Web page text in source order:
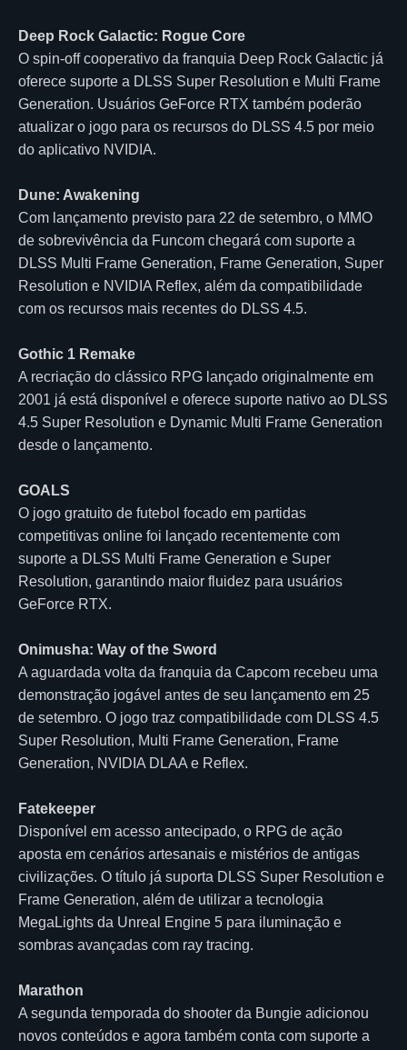
Deep Rock Galactic: Rogue Core
O spin-off cooperativo da franquia Deep Rock Galactic já
oferece suporte a DLSS Super Resolution e Multi Frame
Generation. Usuários GeForce RTX também poderão
atualizar o jogo para os recursos do DLSS 4.5 por meio
do aplicativo NVIDIA.
Dune: Awakening
Com lançamento previsto para 22 de setembro, o MMO
de sobrevivência da Funcom chegará com suporte a
DLSS Multi Frame Generation, Frame Generation, Super
Resolution e NVIDIA Reflex, além da compatibilidade
com os recursos mais recentes do DLSS 4.5.
Gothic 1 Remake
A recriação do clássico RPG lançado originalmente em
2001 já está disponível e oferece suporte nativo ao DLSS
4.5 Super Resolution e Dynamic Multi Frame Generation
desde o lançamento.
GOALS
O jogo gratuito de futebol focado em partidas
competitivas online foi lançado recentemente com
suporte a DLSS Multi Frame Generation e Super
Resolution, garantindo maior fluidez para usuários
GeForce RTX.
Onimusha: Way of the Sword
A aguardada volta da franquia da Capcom recebeu uma
demonstração jogável antes de seu lançamento em 25
de setembro. O jogo traz compatibilidade com DLSS 4.5
Super Resolution, Multi Frame Generation, Frame
Generation, NVIDIA DLAA e Reflex.
Fatekeeper
Disponível em acesso antecipado, o RPG de ação
aposta em cenários artesanais e mistérios de antigas
civilizações. O título já suporta DLSS Super Resolution e
Frame Generation, além de utilizar a tecnologia
MegaLights da Unreal Engine 5 para iluminação e
sombras avançadas com ray tracing.
Marathon
A segunda temporada do shooter da Bungie adicionou
novos conteúdos e agora também conta com suporte a